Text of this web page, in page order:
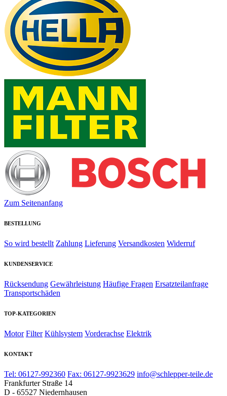
Zum Seitenanfang
BESTELLUNG
So wird bestellt Zahlung Lieferung Versandkosten Widerruf
KUNDENSERVICE
Rücksendung Gewährleistung Häufige Fragen Ersatzteilanfrage
Transportschäden
TOP-KATEGORIEN
Motor Filter Kühlsystem Vorderachse Elektrik
KONTAKT
Tel: 06127-992360 Fax: 06127-9923629 info@schlepper-teile.de
Frankfurter Straße 14
D - 65527 Niedernhausen